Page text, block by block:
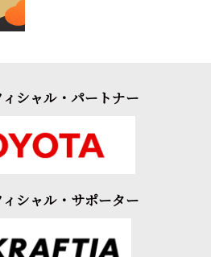
シャル・パートナー
シャル・サポーター